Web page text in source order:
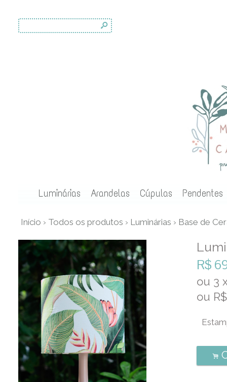
s
Luminárias Arandelas Cúpulas Pendentes
Início › Todos os produtos › Luminárias › Base de
R$
ou 3
ou
.